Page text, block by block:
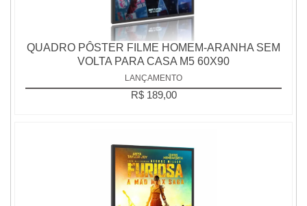
QUADRO PÔSTER FILME HOMEM-ARANHA SEM
VOLTA PARA CASA M5 60X90
LANÇAMENTO
R$ 189,00